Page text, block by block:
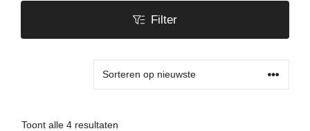
Filter
Toont alle 4 resultaten